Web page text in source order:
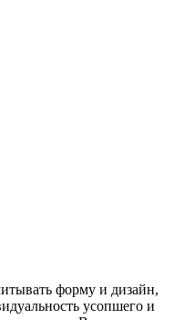
форму и дизайн,
усопшего и